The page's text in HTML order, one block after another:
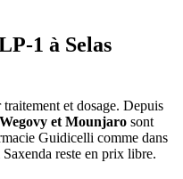
1 à Selas
et dosage. Depuis
et Mounjaro sont
Guidicelli comme dans
reste en prix libre.